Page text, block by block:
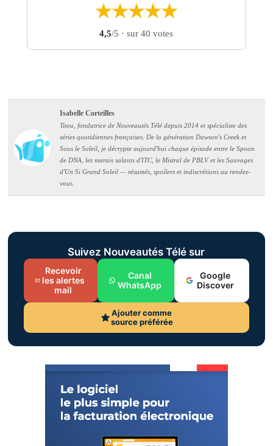
★★★★★
4,5/5 · sur 40 votes
Isabelle Corteilles
Titou, fondatrice de Nouveautés Télé depuis 2014 et spécialiste des
séries quotidiennes françaises. De la génération Dawson's Creek et
Sous le Soleil, je décrypte aujourd'hui chaque épisode entre le Spoon
de DNA, les marais salants d'ITC, le Mistral de PBLV et les Sauvages
d'Un Si Grand Soleil — résumés, spoilers et indiscrétions au rendez-
vous.
Suivez Nouveautés Télé sur
Recevoir
les alertes
mail
Canal
WhatsApp
Google
Discover
Ajouter comme
source préférée